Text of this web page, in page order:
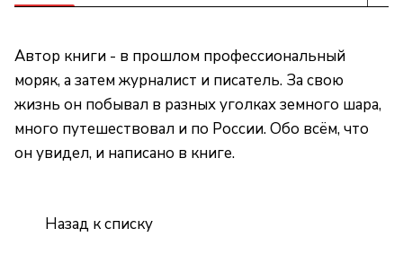
Автор книги - в прошлом профессиональный
моряк, а затем журналист и писатель. За свою
жизнь он побывал в разных уголках земного шара,
много путешествовал и по России. Обо всём, что
он увидел, и написано в книге.
Назад к списку